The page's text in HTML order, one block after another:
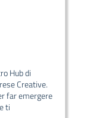
Hub di
Creative.
far emergere
ti